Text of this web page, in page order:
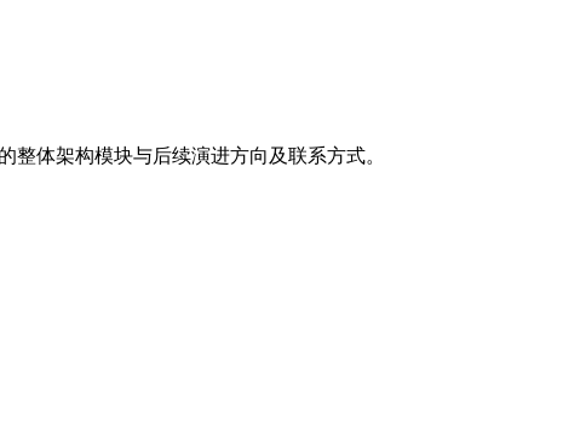
体架构模块与后续演进方向及联系方式。